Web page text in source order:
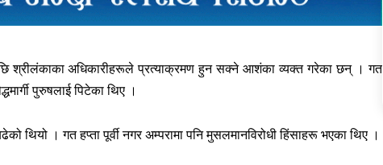
श्रीलंकाका अधिकारीहरूले प्रत्याक्रमण हुन सक्ने आशंका व्यक्त गरेका छन् । गत
पुरुषलाई पिटेका थिए ।
थियो । गत हप्ता पूर्वी नगर अम्परामा पनि मुसलमानविरोधी हिंसाहरू भएका थिए ।